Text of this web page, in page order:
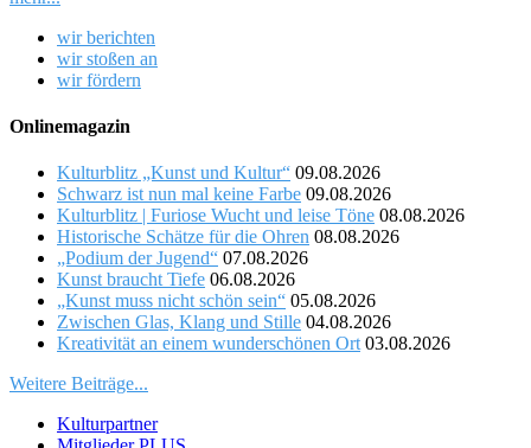
wir berichten
wir stoßen an
wir fördern
Onlinemagazin
Kulturblitz „Kunst und Kultur“ 09.08.2026
Schwarz ist nun mal keine Farbe 09.08.2026
Kulturblitz | Furiose Wucht und leise Töne 08.08.2026
Historische Schätze für die Ohren 08.08.2026
„Podium der Jugend“ 07.08.2026
Kunst braucht Tiefe 06.08.2026
„Kunst muss nicht schön sein“ 05.08.2026
Zwischen Glas, Klang und Stille 04.08.2026
Kreativität an einem wunderschönen Ort 03.08.2026
Weitere Beiträge...
Kulturpartner